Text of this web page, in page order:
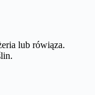
lub rówiąza.